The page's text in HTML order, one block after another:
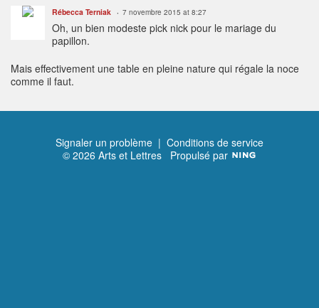
Rébecca Terniak 7 novembre 2015 at 8:27
Oh, un bien modeste pick nick pour le mariage du
papillon.
Mais effectivement une table en pleine nature qui régale la noce
comme il faut.
Signaler un problème | Conditions de service
© 2026 Arts et Lettres Propulsé par